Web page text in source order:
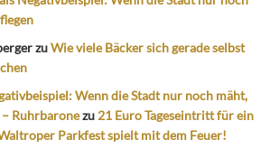
zuWie viele Bäcker sich gerade selbst
Wenn die Stadt nur noch mäht,
Ruhrbaronezu 21 Euro Tageseintritt für ein
Parkfest spielt mit dem Feuer!